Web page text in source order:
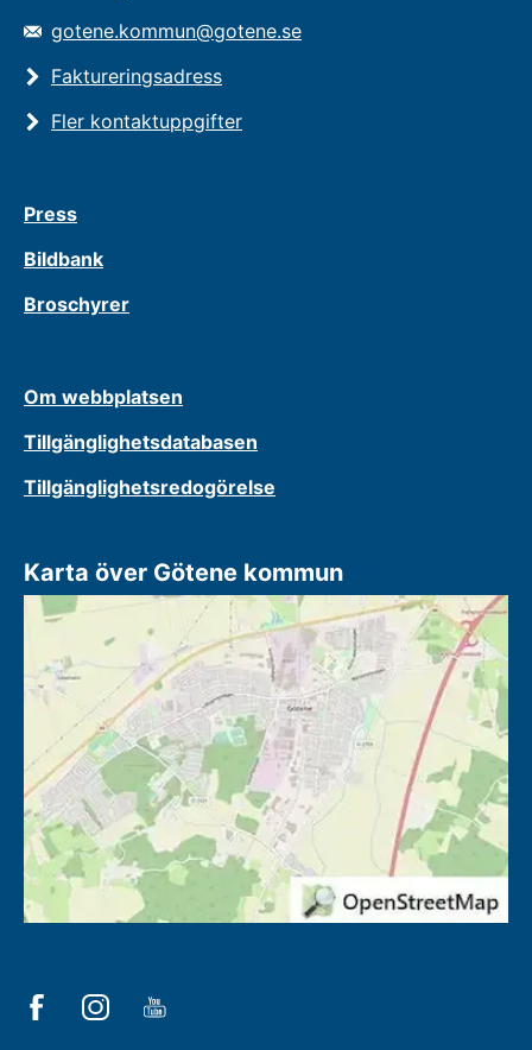
gotene.kommun@gotene.se
Faktureringsadress
Fler kontaktuppgifter
Press
Bildbank
Broschyrer
Om webbplatsen
Tillgänglighetsdatabasen
Tillgänglighetsredogörelse
Karta över Götene kommun